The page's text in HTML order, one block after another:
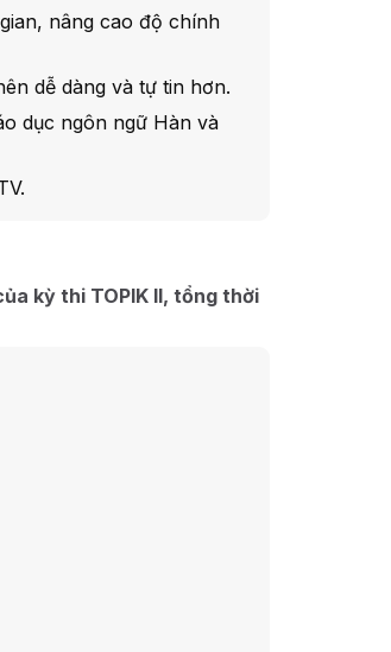
nâng cao độ chính
dễ dàng và tự tin hơn.
dục ngôn ngữ Hàn và
kỳ thi TOPIK II, tổng thời